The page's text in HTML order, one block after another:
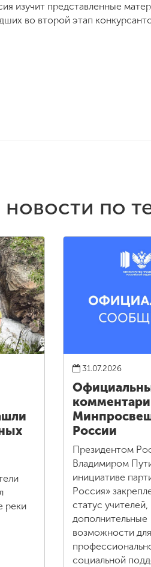
изучит представленные
во второй этап
новости по
реки
31.07.2026
России
Президентом
Владимиром
инициативе
Россия»
статус учителей,
дополнительные
возможности
социальной